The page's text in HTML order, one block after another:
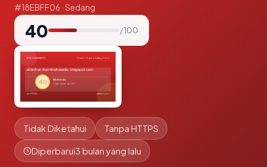
#18EBFF06 · Sedang
40 / 100
Tidak Diketahui Tanpa HTTPS
Diperbarui3 bulan yang lalu